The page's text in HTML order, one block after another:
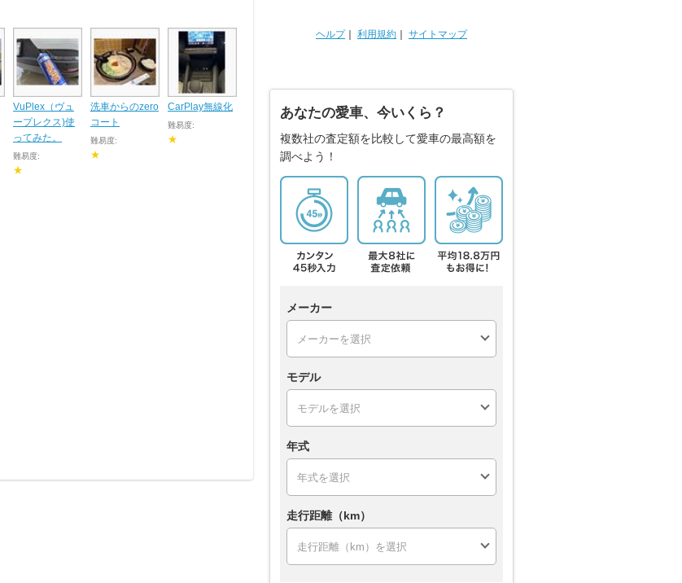
VuPlex（ヴュ
ープレクス)使
ってみた。
難易度:
★
洗車からのzero
コート
難易度:
★
CarPlay無線化
難易度:
★
ヘルプ｜ 利用規約 サイトマップ
あなたの愛車、今いくら？
複数社の査定額を比較して愛車の最高額を
調べよう！
メーカー
モデル
年式
走行距離（km）